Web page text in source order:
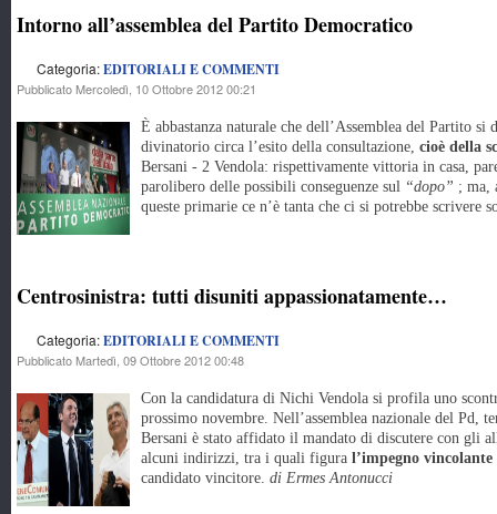
Intorno all’assemblea del Partito Democratico
Categoria:EDITORIALI E COMMENTI
Pubblicato Mercoledì, 10 Ottobre 2012 00:21
È abbastanza naturale che dell’Assemblea del Partito
divinatorio circa l’esito della consultazione, cioè della
Bersani - 2 Vendola: rispettivamente vittoria in casa,
parolibero delle possibili conseguenze sul “dopo” ; ma,
queste primarie ce n’è tanta che ci si potrebbe scrivere
Centrosinistra: tutti disuniti appassionatamente…
Categoria:EDITORIALI E COMMENTI
Pubblicato Martedì, 09 Ottobre 2012 00:48
Con la candidatura di Nichi Vendola si profila uno
prossimo novembre. Nell’assemblea nazionale del Pd,
Bersani è stato affidato il mandato di discutere con gli
alcuni indirizzi, tra i quali figura l’impegno
candidato vincitore. di Ermes Antonucci